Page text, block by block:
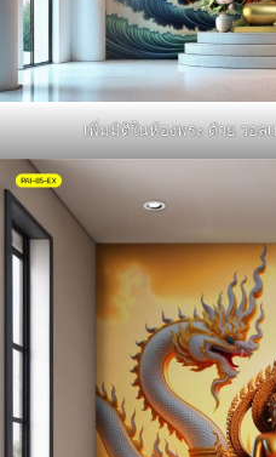
เพิ่มมิติในห้องพระ ด้วย วอล